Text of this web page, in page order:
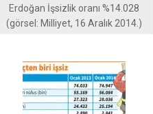
Erdoğan İşsizlik oranı %14.028
(görsel: Milliyet, 16 Aralık 2014.)